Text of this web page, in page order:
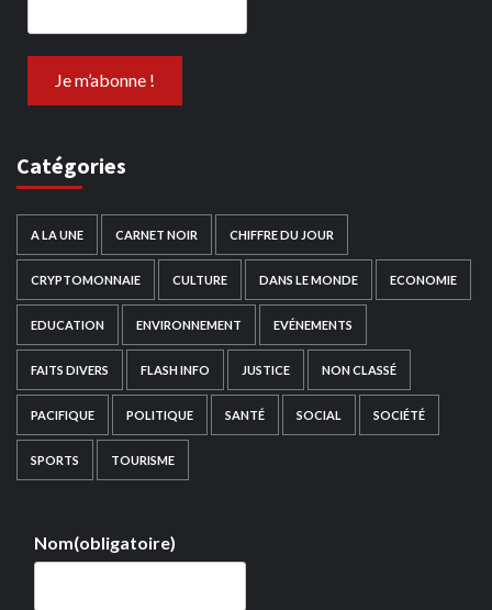
Catégories
A LA UNE CARNET NOIR CHIFFRE DU JOUR
CRYPTOMONNAIE CULTURE DANS LE MONDE ECONOMIE
EDUCATION ENVIRONNEMENT EVÉNEMENTS
FAITS DIVERS FLASH INFO JUSTICE NON CLASSÉ
PACIFIQUE POLITIQUE SANTÉ SOCIAL SOCIÉTÉ
SPORTS TOURISME
Nom(obligatoire)